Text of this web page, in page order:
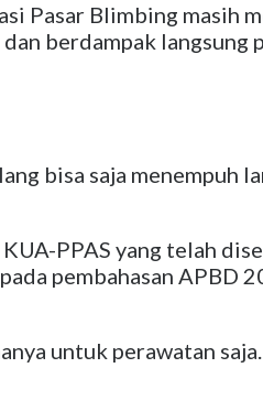
Blimbing masih
berdampak langsung
bisa saja menempuh
PPAS yang telah
pembahasan APBD
untuk perawatan